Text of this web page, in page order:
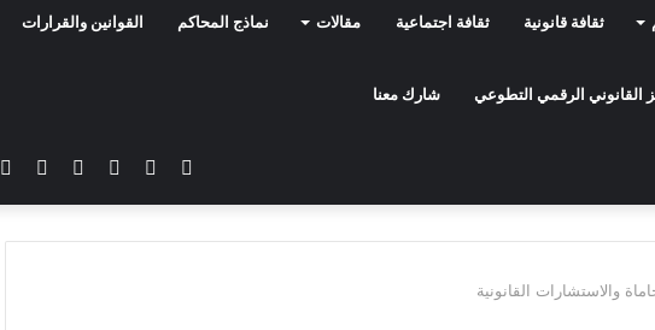
ثقافة قانونية ثقافة اجتماعية مقالات نماذج المحاكم القوانين والقرارات
القانوني الرقمي التطوعي شارك معنا
سناب
تشات
انستقرام يوتيوب تويترفيسبوك
والاستشارات القانونية